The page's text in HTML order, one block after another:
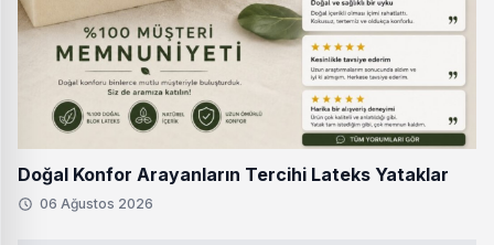
Doğal Konfor Arayanların Tercihi Lateks Yataklar
06 Ağustos 2026